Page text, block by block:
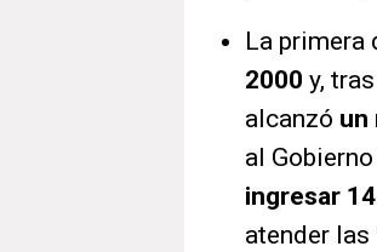
La primera
2000 y,
alcanzó un
al
ingresar
atender las